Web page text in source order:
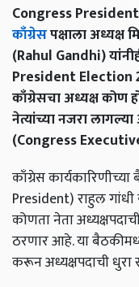
Congress
काँग्रेसपक्षाला अध्यक्ष
(Rahul Gandhi)
President Election
काँग्रेसचा अध्यक्ष कोण
नेत्यांच्या नजरा
(Congress
काँग्रेस
President) राहुल गांधी
कोणता नेता
ठरणार आहे. या
करून अध्यक्षपदाची